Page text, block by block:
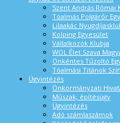
Szent András Római
Tóalmás Polgárőr
Lilaakác
Kolping Egyesület
Vállalkozók Klubja
WOL Élet Szava
Önkéntes Tűzoltó
Tóalmási Titánok
Ügyintézés
Önkormányzati
Műszak, építésügy
Ügyintézés
Adó számlaszámok